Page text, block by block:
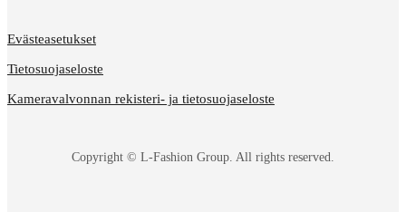
Copyright © L-Fashion Group. All rights reserved.
Evästeasetukset
Tietosuojaseloste
Kameravalvonnan rekisteri- ja tietosuojaseloste